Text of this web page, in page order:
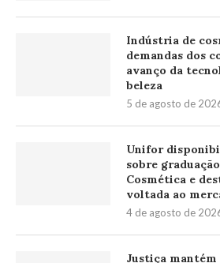
Indústria de
demandas dos
avanço da
beleza
5 de agosto de
Unifor
sobre
Cosmética e
voltada ao
4 de agosto de
Justiça